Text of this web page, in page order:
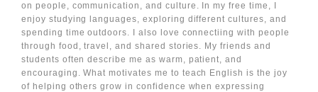
on people, communication, and culture. In my free time, I
enjoy studying languages, exploring different cultures, and
spending time outdoors. I also love connectiing with people
through food, travel, and shared stories. My friends and
students often describe me as warm, patient, and
encouraging. What motivates me to teach English is the joy
of helping others grow in confidence when expressing